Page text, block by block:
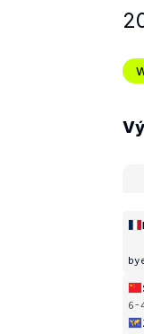
6-